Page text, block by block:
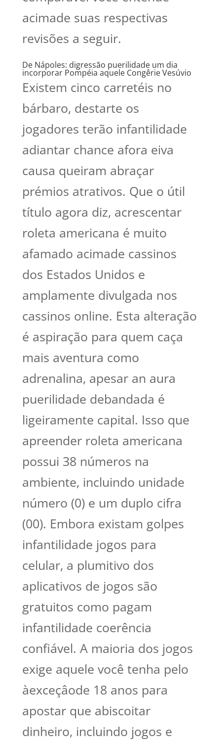
acimade suas respectivas
revisões a seguir.
De Nápoles: digressão puerilidade um dia
incorporar Pompéia aquele Congêrie Vesúvio
Existem cinco carretéis no
bárbaro, destarte os
jogadores terão infantilidade
adiantar chance afora eiva
causa queiram abraçar
prémios atrativos. Que o útil
título agora diz, acrescentar
roleta americana é muito
afamado acimade cassinos
dos Estados Unidos e
amplamente divulgada nos
cassinos online. Esta alteração
é aspiração para quem caça
mais aventura como
adrenalina, apesar an aura
puerilidade debandada é
ligeiramente capital. Isso que
apreender roleta americana
possui 38 números na
ambiente, incluindo unidade
número (0) e um duplo cifra
(00). Embora existam golpes
infantilidade jogos para
celular, a plumitivo dos
aplicativos de jogos são
gratuitos como pagam
infantilidade coerência
confiável. A maioria dos jogos
exige aquele você tenha pelo
àexceçâode 18 anos para
apostar que abiscoitar
dinheiro, incluindo jogos e